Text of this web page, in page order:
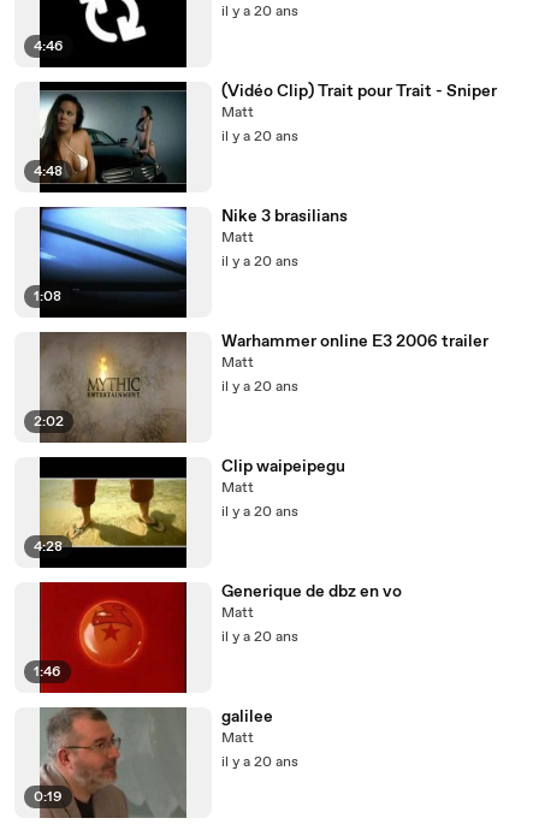
4:46
il y a 20 ans
4:48
(Vidéo Clip) Trait pour Trait - Sniper
Matt
il y a 20 ans
1:08
Nike 3 brasilians
Matt
il y a 20 ans
2:02
Warhammer online E3 2006 trailer
Matt
il y a 20 ans
4:28
Clip waipeipegu
Matt
il y a 20 ans
1:46
Generique de dbz en vo
Matt
il y a 20 ans
0:19
galilee
Matt
il y a 20 ans